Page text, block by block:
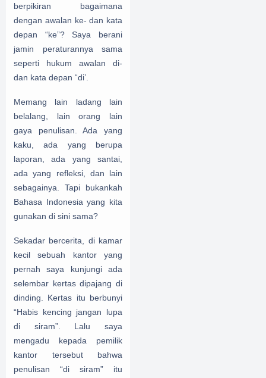
berpikiran bagaimana
dengan awalan ke- dan kata
depan “ke”? Saya berani
jamin peraturannya sama
seperti hukum awalan di-
dan kata depan “di’.
Memang lain ladang lain
belalang, lain orang lain
gaya penulisan. Ada yang
kaku, ada yang berupa
laporan, ada yang santai,
ada yang refleksi, dan lain
sebagainya. Tapi bukankah
Bahasa Indonesia yang kita
gunakan di sini sama?
Sekadar bercerita, di kamar
kecil sebuah kantor yang
pernah saya kunjungi ada
selembar kertas dipajang di
dinding. Kertas itu berbunyi
“Habis kencing jangan lupa
di siram”. Lalu saya
mengadu kepada pemilik
kantor tersebut bahwa
penulisan “di siram” itu